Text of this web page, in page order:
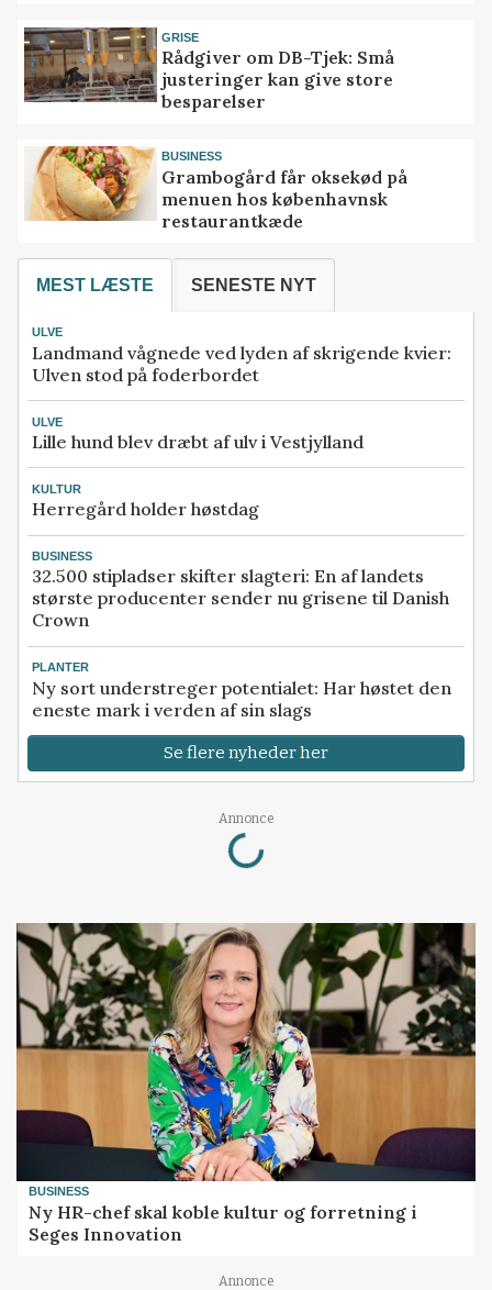
GRISE
Rådgiver om DB-Tjek: Små
justeringer kan give store
besparelser
BUSINESS
Grambogård får oksekød på
menuen hos københavnsk
restaurantkæde
MEST LÆSTE SENESTE NYT
ULVE
Landmand vågnede ved lyden af skrigende kvier:
Ulven stod på foderbordet
ULVE
Lille hund blev dræbt af ulv i Vestjylland
KULTUR
Herregård holder høstdag
BUSINESS
32.500 stipladser skifter slagteri: En af landets
største producenter sender nu grisene til Danish
Crown
PLANTER
Ny sort understreger potentialet: Har høstet den
eneste mark i verden af sin slags
Se flere nyheder her
Annonce
Loading...
BUSINESS
Ny HR-chef skal koble kultur og forretning i
Seges Innovation
Annonce